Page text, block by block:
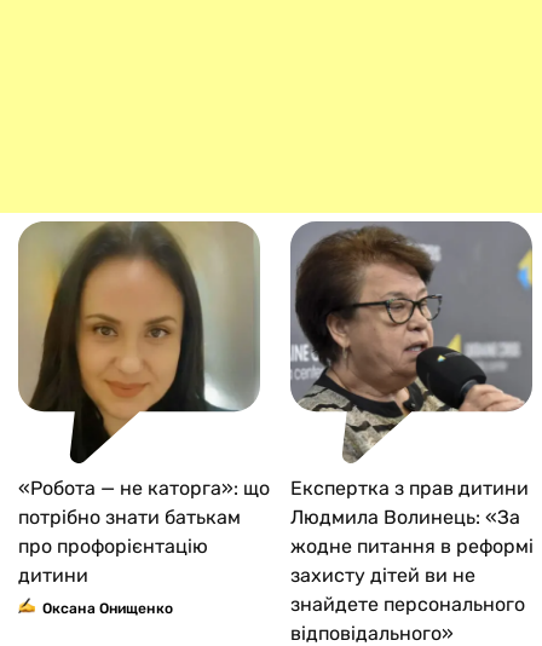
«Робота — не каторга»: що
потрібно знати батькам
про профорієнтацію
дитини
Оксана Онищенко
Експертка з прав дитини
Людмила Волинець: «За
жодне питання в реформі
захисту дітей ви не
знайдете персонального
відповідального»